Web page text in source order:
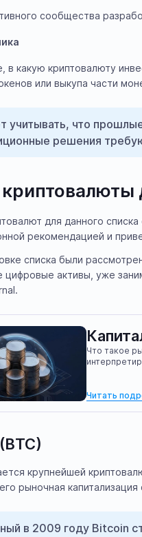
сообщества
в какую криптовалюту
или выкупа части
учитывать, что
решения
для данного
рекомендацией и
списка были
цифровые активы, уже
Что такое
Читать
крупнейшей
рыночная
в 2009 году Bitcoin